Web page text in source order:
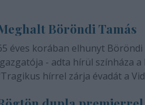
Böröndi Tamás
éves korában elhunyt Böröndi
- adta hírül színháza a
hírrel zárja évadát a